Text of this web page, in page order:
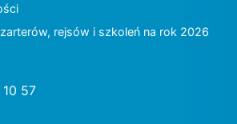
rejsów i szkoleń na rok 2026
57